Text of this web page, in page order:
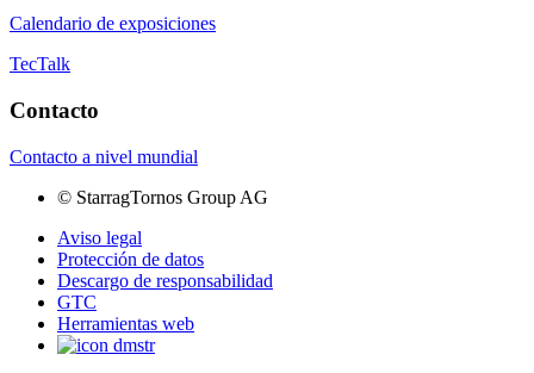
Calendario de exposiciones
TecTalk
Contacto
Contacto a nivel mundial
© StarragTornos Group AG
Aviso legal
Protección de datos
Descargo de responsabilidad
GTC
Herramientas web